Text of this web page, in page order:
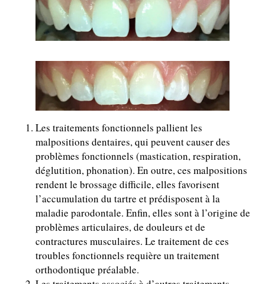
Les traitements fonctionnels pallient les
malpositions dentaires, qui peuvent causer des
problèmes fonctionnels (mastication, respiration,
déglutition, phonation). En outre, ces malpositions
rendent le brossage difficile, elles favorisent
l’accumulation du tartre et prédisposent à la
maladie parodontale. Enfin, elles sont à l’origine de
problèmes articulaires, de douleurs et de
contractures musculaires. Le traitement de ces
troubles fonctionnels requière un traitement
orthodontique préalable.